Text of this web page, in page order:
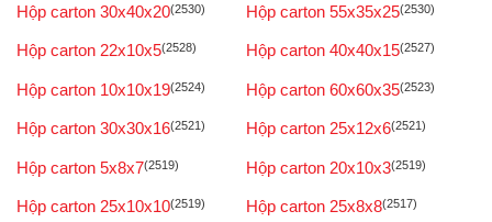
Hộp carton 30x40x20(2530) Hộp carton 55x35x25(2530)
Hộp carton 22x10x5(2528) Hộp carton 40x40x15(2527)
Hộp carton 10x10x19(2524) Hộp carton 60x60x35(2523)
Hộp carton 30x30x16(2521) Hộp carton 25x12x6(2521)
Hộp carton 5x8x7(2519) Hộp carton 20x10x3(2519)
Hộp carton 25x10x10(2519) Hộp carton 25x8x8(2517)